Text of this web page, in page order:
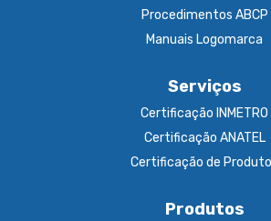
Procedimentos ABCP
Manuais Logomarca
Serviços
Certificação INMETRO
Certificação ANATEL
Certificação de
Produtos